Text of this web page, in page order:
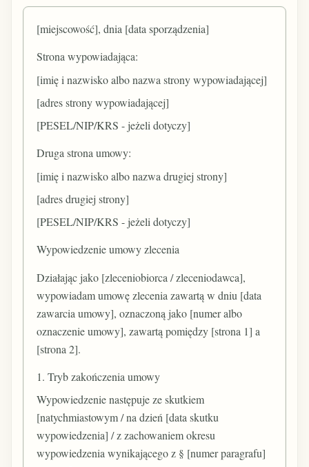
[miejscowość], dnia [data sporządzenia]
Strona wypowiadająca:
[imię i nazwisko albo nazwa strony wypowiadającej]
[adres strony wypowiadającej]
[PESEL/NIP/KRS - jeżeli dotyczy]
Druga strona umowy:
[imię i nazwisko albo nazwa drugiej strony]
[adres drugiej strony]
[PESEL/NIP/KRS - jeżeli dotyczy]
Wypowiedzenie umowy zlecenia
Działając jako [zleceniobiorca / zleceniodawca],
wypowiadam umowę zlecenia zawartą w dniu [data
zawarcia umowy], oznaczoną jako [numer albo
oznaczenie umowy], zawartą pomiędzy [strona 1] a
[strona 2].
1. Tryb zakończenia umowy
Wypowiedzenie następuje ze skutkiem
[natychmiastowym / na dzień [data skutku
wypowiedzenia] / z zachowaniem okresu
wypowiedzenia wynikającego z § [numer paragrafu]